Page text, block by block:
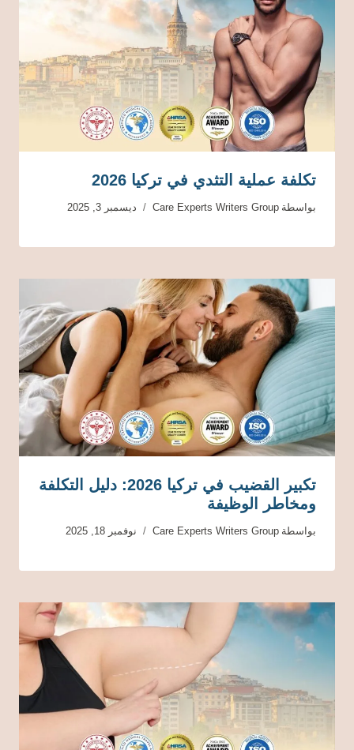
تكلفة عملية التثدي في تركيا 2026
بواسطة Care Experts Writers Group ديسمبر 3, 2025
تكبير القضيب في تركيا 2026: دليل التكلفة
ومخاطر الوظيفة
بواسطة Care Experts Writers Group نوفمبر 18, 2025